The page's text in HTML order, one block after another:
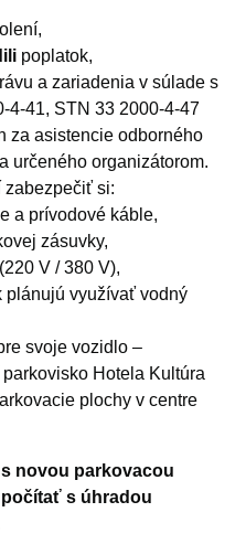
poplatok,
a zariadenia v súlade s
4-41, STN 33 2000-4-47
za asistencie odborného
určeného organizátorom.
zabezpečiť si:
a prívodové káble,
zásuvky,
V / 380 V),
plánujú využívať vodný
svoje vozidlo –
Hotela Kultúra
plochy v centre
novou parkovacou
s úhradou